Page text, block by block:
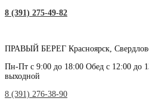
8 (391) 275-49-82
ПРАВЫЙ БЕРЕГ Красноярск,
Пн-Пт с 9:00 до 18:00 Обед с 12:00 до
выходной
8 (391) 276-38-90